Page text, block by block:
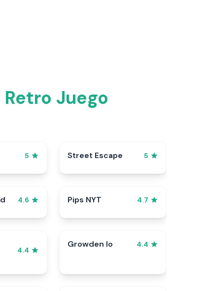
Juego
5 Street Escape 5
4.6 Pips NYT 4.7
4.4
Growden Io 4.4